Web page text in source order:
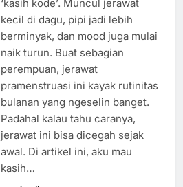
‘kasih kode’. Muncul jerawat
kecil di dagu, pipi jadi lebih
berminyak, dan mood juga mulai
naik turun. Buat sebagian
perempuan, jerawat
pramenstruasi ini kayak rutinitas
bulanan yang ngeselin banget.
Padahal kalau tahu caranya,
jerawat ini bisa dicegah sejak
awal. Di artikel ini, aku mau
kasih…